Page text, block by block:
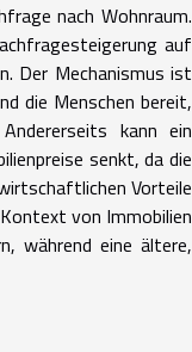
nach Wohnraum.
auf
Der Mechanismus ist
die Menschen bereit,
kann ein
senkt, da die
Vorteile
von Immobilien
während eine ältere,